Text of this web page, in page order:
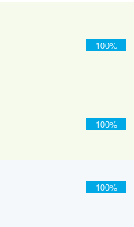
100%
100%
100%